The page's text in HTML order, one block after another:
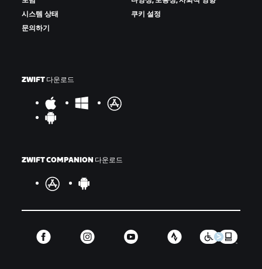
시스템 상태
문의하기
쿠키 설정
ZWIFT 다운로드
ZWIFT COMPANION 다운로드